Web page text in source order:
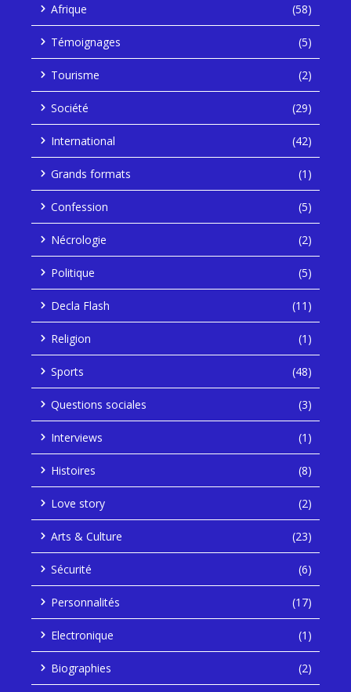
Afrique (58)
Témoignages (5)
Tourisme (2)
Société (29)
International (42)
Grands formats (1)
Confession (5)
Nécrologie (2)
Politique (5)
Decla Flash (11)
Religion (1)
Sports (48)
Questions sociales (3)
Interviews (1)
Histoires (8)
Love story (2)
Arts & Culture (23)
Sécurité (6)
Personnalités (17)
Electronique (1)
Biographies (2)